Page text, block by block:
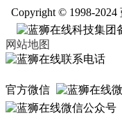
Copyright © 1998-
网站地图
官方微信